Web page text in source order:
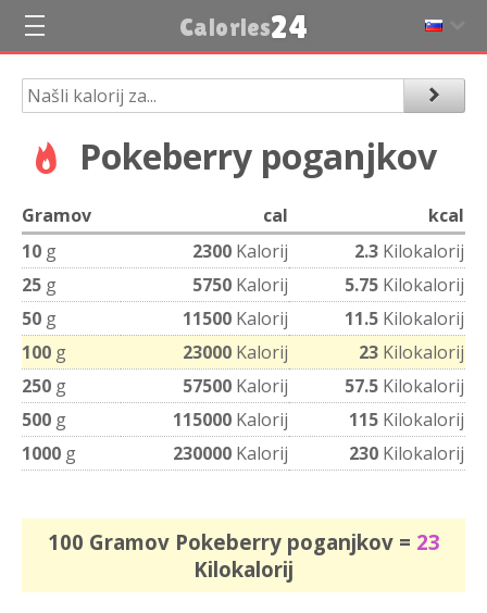
Calories24
Pokeberry poganjkov
Gramov cal
kcal
10 g 2300 Kalorij 2.3 Kilokalorij
25 g 5750 Kalorij 5.75 Kilokalorij
50 g 11500 Kalorij 11.5 Kilokalorij
100 g 23000 Kalorij 23 Kilokalorij
250 g 57500 Kalorij 57.5 Kilokalorij
500 g 115000 Kalorij 115 Kilokalorij
1000 g 230000 Kalorij 230 Kilokalorij
100 Gramov Pokeberry poganjkov = 23
Kilokalorij